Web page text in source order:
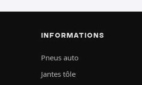
INFORMATIONS
Pneus auto
Jantes tôle